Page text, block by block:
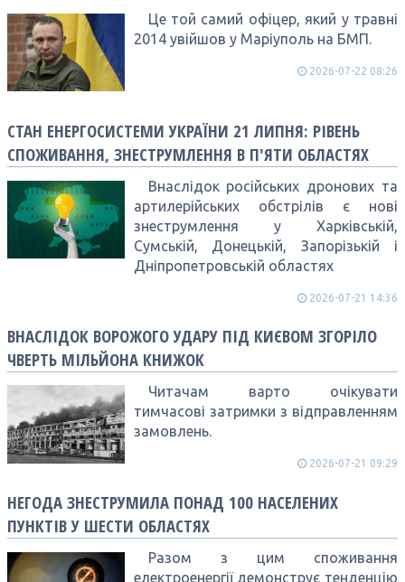
Це той самий офіцер, який у травні
2014 увійшов у Маріуполь на БМП.
2026-07-22 08:26
СТАН ЕНЕРГОСИСТЕМИ УКРАЇНИ 21 ЛИПНЯ: РІВЕНЬ
СПОЖИВАННЯ, ЗНЕСТРУМЛЕННЯ В П'ЯТИ ОБЛАСТЯХ
Внаслідок російських дронових та
артилерійських обстрілів є нові
знеструмлення у Харківській,
Сумській, Донецькій, Запорізькій і
Дніпропетровській областях
2026-07-21 14:36
ВНАСЛІДОК ВОРОЖОГО УДАРУ ПІД КИЄВОМ ЗГОРІЛО
ЧВЕРТЬ МІЛЬЙОНА КНИЖОК
Читачам варто очікувати
тимчасові затримки з відправленням
замовлень.
2026-07-21 09:29
НЕГОДА ЗНЕСТРУМИЛА ПОНАД 100 НАСЕЛЕНИХ
ПУНКТІВ У ШЕСТИ ОБЛАСТЯХ
Разом з цим споживання
електроенергії демонструє тенденцію